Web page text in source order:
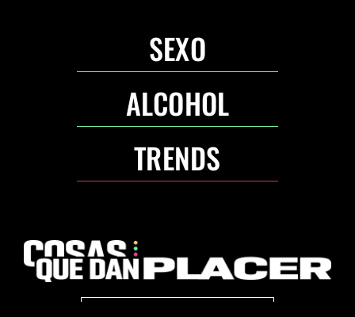
SEXO
ALCOHOL
TRENDS